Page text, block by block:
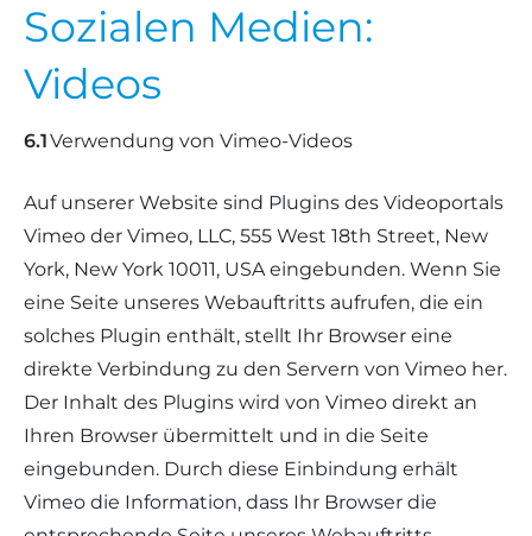
Sozialen Medien:
Videos
6.1Verwendung von Vimeo-Videos
Auf unserer Website sind Plugins des Videoportals
Vimeo der Vimeo, LLC, 555 West 18th Street, New
York, New York 10011, USA eingebunden. Wenn Sie
eine Seite unseres Webauftritts aufrufen, die ein
solches Plugin enthält, stellt Ihr Browser eine
direkte Verbindung zu den Servern von Vimeo her.
Der Inhalt des Plugins wird von Vimeo direkt an
Ihren Browser übermittelt und in die Seite
eingebunden. Durch diese Einbindung erhält
Vimeo die Information, dass Ihr Browser die